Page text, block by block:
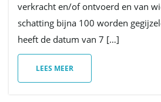
verkracht en/of ontvoerd en van
schatting bijna 100 worden
heeft de datum van 7 […]
LEES MEER